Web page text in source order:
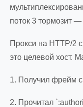
поток 3 тормозит
Прокси на HTTP/2
это целевой хост.
1. Получил фрейм с
2. Прочитал